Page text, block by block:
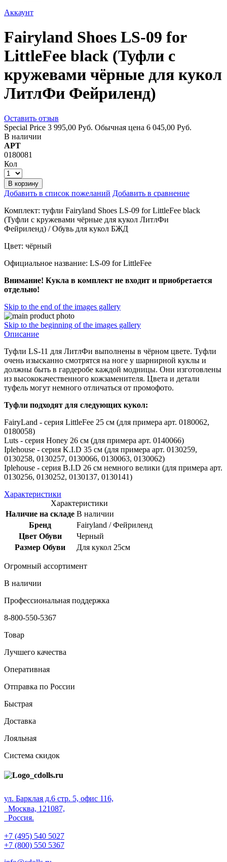
Аккаунт
Fairyland Shoes LS-09 for
LittleFee black (Туфли с
кружевами чёрные для кукол
ЛитлФи Фейриленд)
Оставить отзыв
Special Price 3 995,00 Руб. Обычная цена 6 045,00 Руб.
В наличии
АРТ
0180081
Кол
В корзину
Добавить в список пожеланий Добавить в сравнение
Комплект: туфли Fairyland Shoes LS-09 for LittleFee black
(Туфли с кружевами чёрные для кукол ЛитлФи
Фейриленд) / Обувь для кукол БЖД
Цвет: чёрный
Официальное название: LS-09 for LittleFee
Внимание! Кукла в комплект не входит и приобретается
отдельно!
Skip to the end of the images gallery
Skip to the beginning of the images gallery
Описание
Туфли LS-11 для ЛитлФи выполнены в чёрном цвете. Туфли
очень изысканно смотрятся на ноге у шарнирной куклы и
должны быть в гардеробе каждой модницы. Они изготовлены
из высококачественного кожзаменителя. Цвета и детали
туфель могут немного отличаться от промофото.
Туфли подходят для следующих кукол:
FairyLand - серия LittleFee 25 см (для примера арт. 0180062,
0180058)
Luts - серия Honey 26 см (для примера арт. 0140066)
Iplehouse - серия K.I.D 35 см (для примера арт. 0130259,
0130258, 0130257, 0130066, 0130063, 0130062)
Iplehouse - серия B.I.D 26 см немного велики (для примера арт.
0130256, 0130252, 0130137, 0130141)
Характеристики
Характеристики
Наличие на складе В наличии
Бренд
Fairyland / Фейриленд
Цвет Обуви
Черный
Размер Обуви
Для кукол 25см
Огромный ассортимент
В наличии
Профессиональная поддержка
8-800-550-5367
Товар
Лучшего качества
Оперативная
Отправка по России
Быстрая
Доставка
Лояльная
Система скидок
ул. Барклая д.6 стр. 5, офис 116,
Москва, 121087,
Россия.
+7 (495) 540 5027
+7 (800) 550 5367